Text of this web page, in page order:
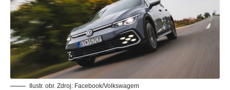
Ilustr. obr. Zdroj: Facebook/Volkswagem